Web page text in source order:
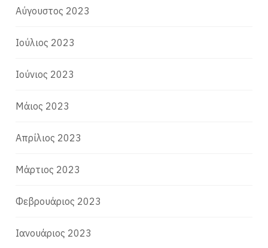
Αύγουστος 2023
Ιούλιος 2023
Ιούνιος 2023
Μάιος 2023
Απρίλιος 2023
Μάρτιος 2023
Φεβρουάριος 2023
Ιανουάριος 2023